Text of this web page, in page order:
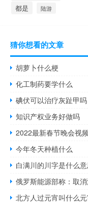
都是 陆游
猜你想看的文章
胡萝卜什么梗
化工制药要学什么
碘伏可以治疗灰趾甲
知识产权业务好做吗
2022最新春节晚会视频
今年冬天种植什么
白满川的川字是什么
俄罗斯能源部称：取
北方人过元宵叫什么